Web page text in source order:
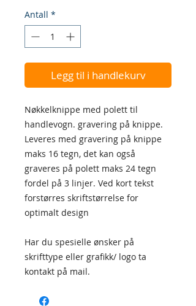
Antall *
Legg til i handlekurv
Nøkkelknippe med polett til
handlevogn. gravering på knippe.
Leveres med gravering på knippe
maks 16 tegn, det kan også
graveres på polett maks 24 tegn
fordel på 3 linjer. Ved kort tekst
forstørres skriftstørrelse for
optimalt design
Har du spesielle ønsker på
skrifttype eller grafikk/ logo ta
kontakt på mail.